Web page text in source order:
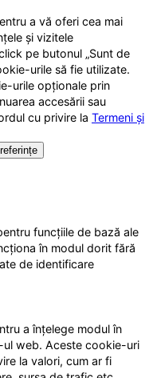
a vă oferi cea mai
și vizitele
pe butonul „Sunt de
urile să fie utilizate.
urile opționale prin
accesării sau
cu privire la Termeni și
funcțiile de bază ale
în modul dorit fără
de identificare
a înțelege modul în
web. Aceste cookie-uri
la valori, cum ar fi